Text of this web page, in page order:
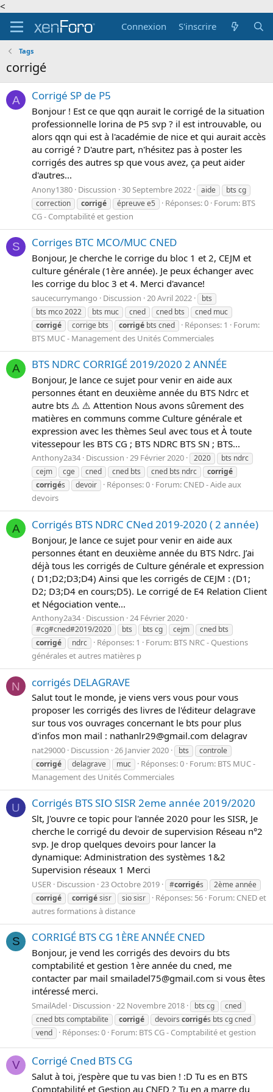
<
Connexion
S'inscrire
Tags
corrigé
A Corrigé SP de P5
Bonjour ! Est ce que qqn aurait le corrigé de la situation
professionnelle lorina de P5 svp ? il est introuvable, ou
alors qqn qui est à l'académie de nice et qui aurait accès
au corrigé ? D'autre part, n'hésitez pas à poster les
corrigés des autres sp que vous avez, ça peut aider
d'autres...
Anony1380 Discussion 30 Septembre 2022 aide
bts cg
correction
corrigé épreuve e5 Réponses: 0 Forum: BTS
CG - Comptabilité et gestion
S Corriges BTC MCO/MUC CNED
Bonjour, Je cherche le corrige du bloc 1 et 2, CEJM et
culture générale (1ère année). Je peux échanger avec
les corrige du bloc 3 et 4. Merci d'avance!
saucecurrymango Discussion 20 Avril 2022
bts
bts mco 2022
bts muc cned cned bts
cned muc
corrigé
corrige bts corrigé bts cned Réponses: 1
Forum:
BTS MUC - Management des Unités Commerciales
A BTS NDRC CORRIGÉ 2019/2020 2 ANNÉE
Bonjour, Je lance ce sujet pour venir en aide aux
personnes étant en deuxième année du BTS Ndrc et
autre bts ⚠️ ⚠️ Attention Nous avons sûrement des
matières en communs comme Culture générale et
expression avec les thèmes Seul avec tous et À toute
vitessepour les BTS CG ; BTS NDRC BTS SN ; BTS...
Anthony2a34 Discussion 29 Février 2020 2020
bts ndrc
cejm
cge cned cned bts cned bts ndrc
corrigé
corrigés devoir Réponses: 0 Forum: CNED - Aide aux
devoirs
A Corrigés BTS NDRC CNed 2019-2020 ( 2 année)
Bonjour, Je lance ce sujet pour venir en aide aux
personnes étant en deuxième année du BTS Ndrc. J’ai
déjà tous les corrigés de Culture générale et expression
( D1;D2;D3;D4) Ainsi que les corrigés de CEJM : (D1;
D2; D3;D4 en cours;D5). Le corrigé de E4 Relation Client
et Négociation vente...
Anthony2a34 Discussion 24 Février 2020
#cg#cned#2019/2020 bts bts cg cejm
cned bts
corrigé
ndrc Réponses: 1 Forum: BTS NRC - Questions
générales et autres matières p
N corrigés DELAGRAVE
Salut tout le monde, je viens vers vous pour vous
proposer les corrigés des livres de l'éditeur delagrave
sur tous vos ouvrages concernant le bts pour plus
d'infos mon mail : nathanlr29@gmail.com delagrav
nat29000 Discussion 26 Janvier 2020 bts
controle
corrigé
delagrave muc Réponses: 0 Forum: BTS MUC -
Management des Unités Commerciales
U Corrigés BTS SIO SISR 2eme année 2019/2020
Slt, J'ouvre ce topic pour l'année 2020 pour les SISR, Je
cherche le corrigé du devoir de supervision Réseau n°2
svp. Je drop quelques devoirs pour lancer la
dynamique: Administration des systèmes 1&2
Supervision réseaux 1 Merci
USER Discussion 23 Octobre 2019 #corrigés
2ème année
corrigé
corrigésisr sio sisr Réponses: 56 Forum: CNED et
autres formations à distance
S CORRIGÉ BTS CG 1ÈRE ANNÉE CNED
Bonjour, je vend les corrigés des devoirs du bts
comptabilité et gestion 1ère année du cned, me
contacter par mail smailadel75@gmail.com si vous êtes
intéressé merci.
SmailAdel Discussion 22 Novembre 2018 bts cg
cned
cned bts comptabilite
corrigé devoirs corrigés bts cg cned
vend
Réponses: 0 Forum: BTS CG - Comptabilité et gestion
V Corrigé Cned BTS CG
Salut à toi, j’espère que tu vas bien ! :D Tu es en BTS
Comptabilité et Gestion au CNED ? Tu en a marre du